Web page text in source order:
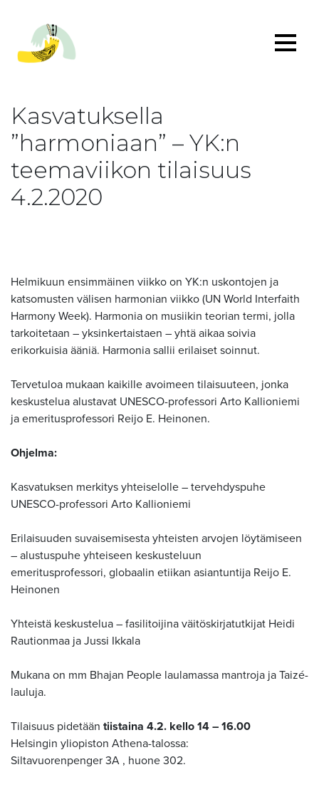
Kasvatuksella
”harmoniaan” – YK:n
teemaviikon tilaisuus
4.2.2020
Helmikuun ensimmäinen viikko on YK:n uskontojen ja
katsomusten välisen harmonian viikko (UN World Interfaith
Harmony Week). Harmonia on musiikin teorian termi, jolla
tarkoitetaan – yksinkertaistaen – yhtä aikaa soivia
erikorkuisia ääniä. Harmonia sallii erilaiset soinnut.
Tervetuloa mukaan kaikille avoimeen tilaisuuteen, jonka
keskustelua alustavat UNESCO-professori Arto Kallioniemi
ja emeritusprofessori Reijo E. Heinonen.
Ohjelma:
Kasvatuksen merkitys yhteiselolle – tervehdyspuhe
UNESCO-professori Arto Kallioniemi
Erilaisuuden suvaisemisesta yhteisten arvojen löytämiseen
– alustuspuhe yhteiseen keskusteluun
emeritusprofessori, globaalin etiikan asiantuntija Reijo E.
Heinonen
Yhteistä keskustelua – fasilitoijina väitöskirjatutkijat Heidi
Rautionmaa ja Jussi Ikkala
Mukana on mm Bhajan People laulamassa mantroja ja Taizé-
lauluja.
Tilaisuus pidetään tiistaina 4.2. kello 14 – 16.00
Helsingin yliopiston Athena-talossa:
Siltavuorenpenger 3A , huone 302.